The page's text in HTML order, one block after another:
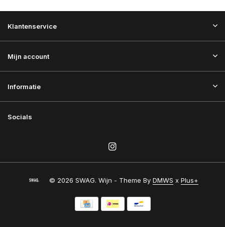
Klantenservice
Mijn account
Informatie
Socials
© 2026 SWAG. Wijn - Theme By DMWS x Plus+